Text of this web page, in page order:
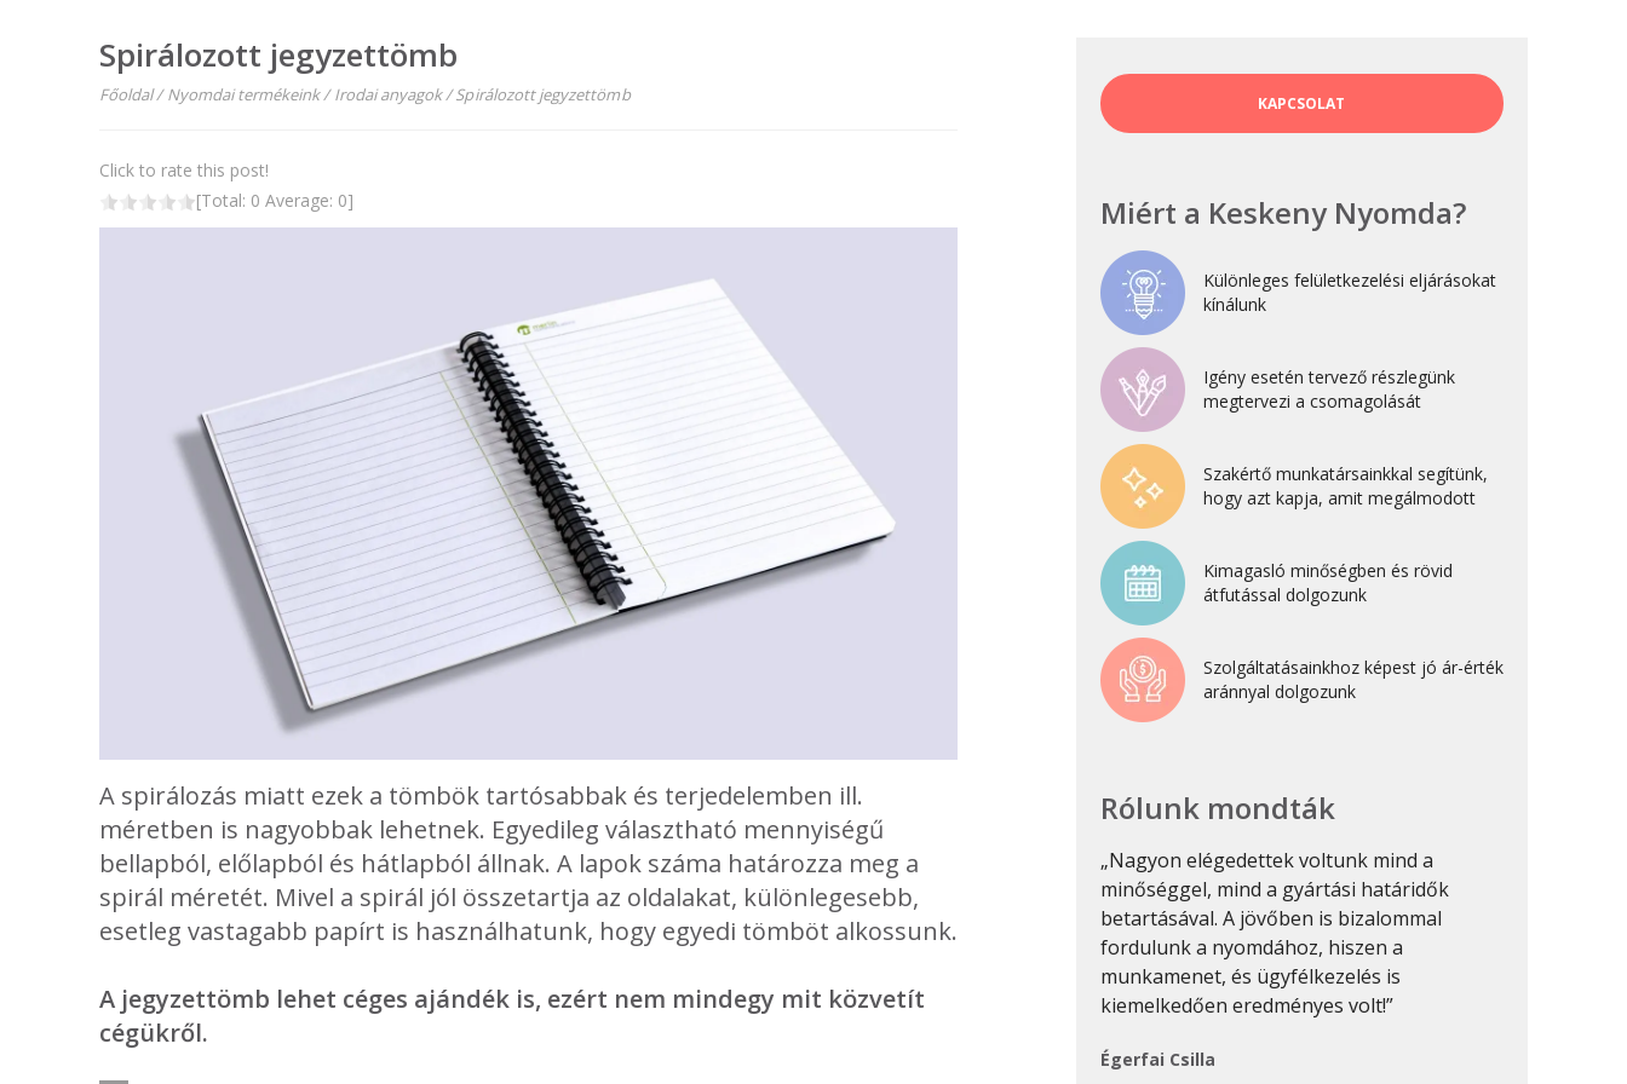
Kategóriák
Blog
Design
Egyéb
Hírek
Nyomtatás
Újdonság
Uncategorized
Archívum
2024. december
2024. november
2024. október
2024. szeptember
2024. április
2023. július
Spirálozott jegyzettömb
Főoldal/Nyomdai termékeink/Irodai anyagok/Spirálozott jegyzettömb
Click to rate this post!
[Total: 0 Average: 0]
A spirálozás miatt ezek a tömbök tartósabbak és terjedelemben ill.
méretben is nagyobbak lehetnek. Egyedileg választható mennyiségű
bellapból, előlapból és hátlapból állnak. A lapok száma határozza meg a
spirál méretét. Mivel a spirál jól összetartja az oldalakat, különlegesebb,
esetleg vastagabb papírt is használhatunk, hogy egyedi tömböt alkossunk.
A jegyzettömb lehet céges ajándék is, ezért nem mindegy mit közvetít
cégükről.
KAPCSOLAT
Miért a Keskeny Nyomda?
Különleges felületkezelési eljárásokat
kínálunk
Igény esetén tervező részlegünk
megtervezi a csomagolását
Szakértő munkatársainkkal segítünk,
hogy azt kapja, amit megálmodott
Kimagasló minőségben és rövid
átfutással dolgozunk
Szolgáltatásainkhoz képest jó ár-érték
aránnyal dolgozunk
Rólunk mondták
„Nagyon elégedettek voltunk mind a
minőséggel, mind a gyártási határidők
betartásával. A jövőben is bizalommal
fordulunk a nyomdához, hiszen a
munkamenet, és ügyfélkezelés is
kiemelkedően eredményes volt!”
Égerfai Csilla